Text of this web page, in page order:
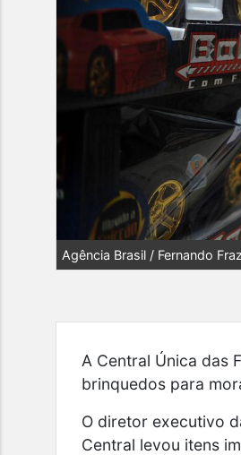
Agência Brasil / Fernando
A Central Única das
brinquedos para
O diretor executivo
Central levou itens